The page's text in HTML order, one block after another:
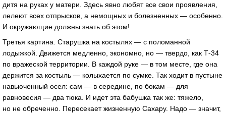
дитя на руках у матери. Здесь явно любят все свои проявления,
лелеют всех отпрысков, а немощных и болезненных — особенно.
И окружающие должны знать об этом!
Третья картина. Старушка на костылях — с поломанной
лодыжкой. Движется медленно, экономно, но — твердо, как Т-34
по вражеской территории. В каждой руке — в том месте, где она
держится за костыль — колыхается по сумке. Так ходит в пустыне
навьюченный осел: сам — в середине, по бокам — для
равновесия — два тюка. И идет эта бабушка так же: тяжело,
но не обреченно. Пересекает жизненную Сахару. Надо — значит,